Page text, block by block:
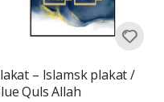
– Islamsk plakat /
Quls Allah